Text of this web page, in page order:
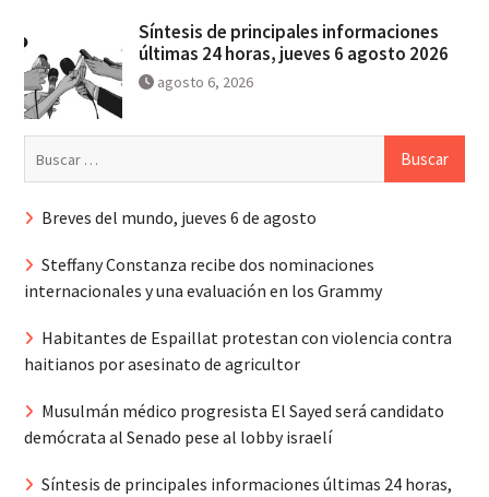
Síntesis de principales informaciones
últimas 24 horas, jueves 6 agosto 2026
agosto 6, 2026
Breves del mundo, jueves 6 de agosto
Steffany Constanza recibe dos nominaciones
internacionales y una evaluación en los Grammy
Habitantes de Espaillat protestan con violencia contra
haitianos por asesinato de agricultor
Musulmán médico progresista El Sayed será candidato
demócrata al Senado pese al lobby israelí
Síntesis de principales informaciones últimas 24 horas,